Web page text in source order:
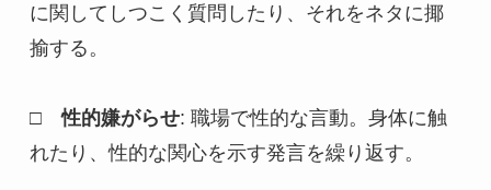
に関してしつこく質問したり、それをネタに揶
揄する。
□　性的嫌がらせ: 職場で性的な言動。身体に触
れたり、性的な関心を示す発言を繰り返す。